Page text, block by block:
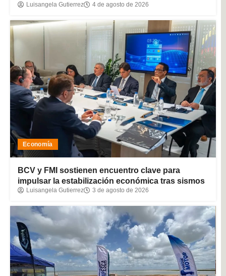
Luisangela Gutierrez 4 de agosto de 2026
Economía
BCV y FMI sostienen encuentro clave para
impulsar la estabilización económica tras sismos
Luisangela Gutierrez 3 de agosto de 2026